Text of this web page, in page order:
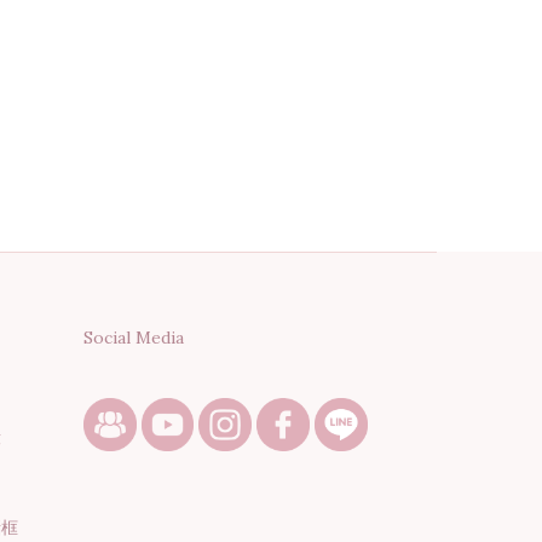
Social Media